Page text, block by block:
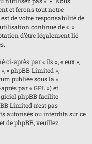
et ferons tout notre
de votre responsabilité de
continue de « »
d’être légalement lié
ci-après par « ils », « eux »,
« phpBB Limited »,
publiée sous la «
par « GPL ») et
phpBB facilite
Limited n’est pas
autorisés ou interdits sur ce
de phpBB, veuillez